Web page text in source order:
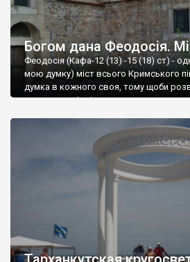
Богом дана Феодосія.
Феодосія (Кафа-12 (13) -15 (18) ст) -
мою думку) міст всього Кримського
думка в кожного своя, тому щоби
запрошую відвідати це